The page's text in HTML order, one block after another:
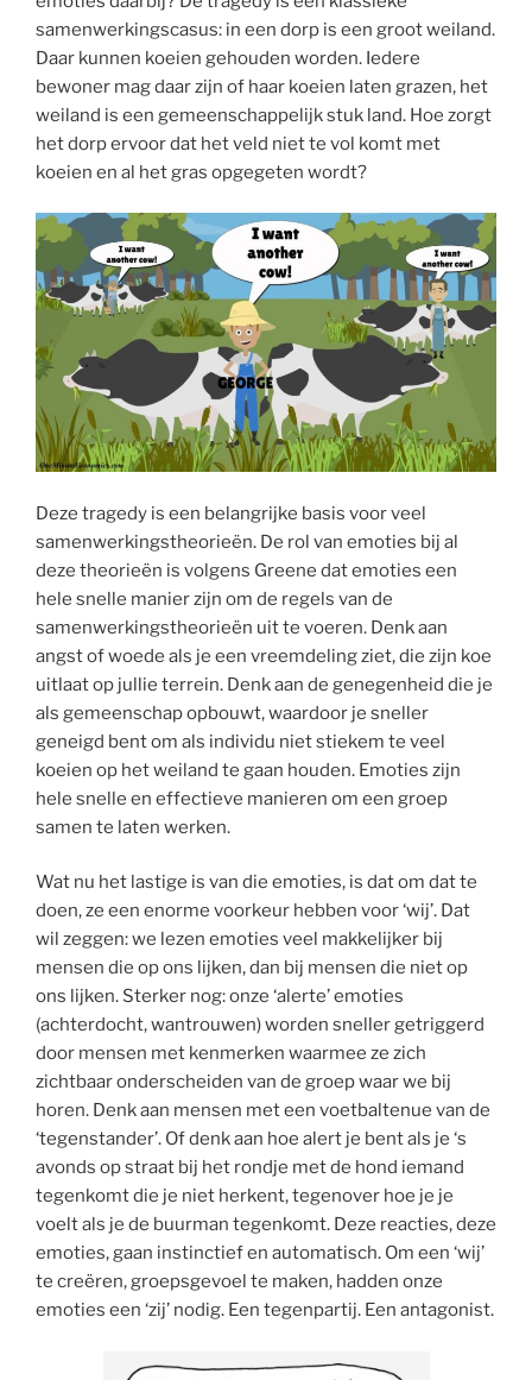
samenwerkingscasus: in een dorp is een groot weiland.
Daar kunnen koeien gehouden worden. Iedere
bewoner mag daar zijn of haar koeien laten grazen, het
weiland is een gemeenschappelijk stuk land. Hoe zorgt
het dorp ervoor dat het veld niet te vol komt met
koeien en al het gras opgegeten wordt?
Deze tragedy is een belangrijke basis voor veel
samenwerkingstheorieën. De rol van emoties bij al
deze theorieën is volgens Greene dat emoties een
hele snelle manier zijn om de regels van de
samenwerkingstheorieën uit te voeren. Denk aan
angst of woede als je een vreemdeling ziet, die zijn koe
uitlaat op jullie terrein. Denk aan de genegenheid die je
als gemeenschap opbouwt, waardoor je sneller
geneigd bent om als individu niet stiekem te veel
koeien op het weiland te gaan houden. Emoties zijn
hele snelle en effectieve manieren om een groep
samen te laten werken.
Wat nu het lastige is van die emoties, is dat om dat te
doen, ze een enorme voorkeur hebben voor ‘wij’. Dat
wil zeggen: we lezen emoties veel makkelijker bij
mensen die op ons lijken, dan bij mensen die niet op
ons lijken. Sterker nog: onze ‘alerte’ emoties
(achterdocht, wantrouwen) worden sneller getriggerd
door mensen met kenmerken waarmee ze zich
zichtbaar onderscheiden van de groep waar we bij
horen. Denk aan mensen met een voetbaltenue van de
‘tegenstander’. Of denk aan hoe alert je bent als je ‘s
avonds op straat bij het rondje met de hond iemand
tegenkomt die je niet herkent, tegenover hoe je je
voelt als je de buurman tegenkomt. Deze reacties, deze
emoties, gaan instinctief en automatisch. Om een ‘wij’
te creëren, groepsgevoel te maken, hadden onze
emoties een ‘zij’ nodig. Een tegenpartij. Een antagonist.